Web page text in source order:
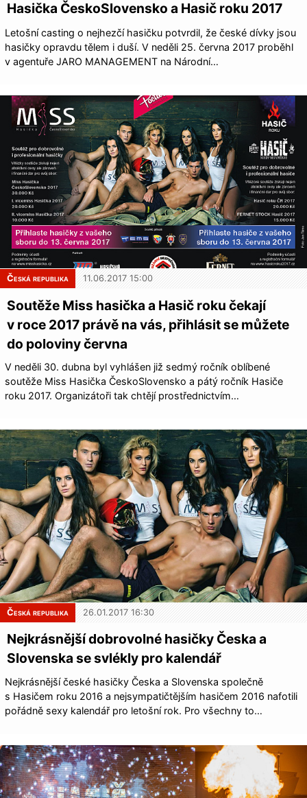
Hasička ČeskoSlovensko a Hasič roku 2017
Letošní casting o nejhezčí hasičku potvrdil, že české dívky jsou
hasičky opravdu tělem i duší. V neděli 25. června 2017 proběhl
v agentuře JARO MANAGEMENT na Národní…
Česká republika 11.06.2017 15:00
Soutěže Miss hasička a Hasič roku čekají
v roce 2017 právě na vás, přihlásit se můžete
do poloviny června
V neděli 30. dubna byl vyhlášen již sedmý ročník oblíbené
soutěže Miss Hasička ČeskoSlovensko a pátý ročník Hasiče
roku 2017. Organizátoři tak chtějí prostřednictvím…
Česká republika 26.01.2017 16:30
Nejkrásnější dobrovolné hasičky Česka a
Slovenska se svlékly pro kalendář
Nejkrásnější české hasičky Česka a Slovenska společně
s Hasičem roku 2016 a nejsympatičtějším hasičem 2016 nafotili
pořádně sexy kalendář pro letošní rok. Pro všechny to…